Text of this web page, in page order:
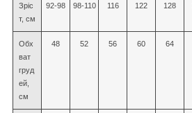
Зріс
т, см
92-98 98-110 116 122 128
Обх
ват
груд
ей,
см
48 52 56 60 64